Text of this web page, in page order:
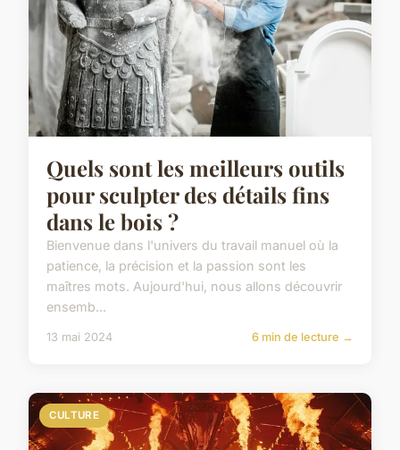
Quels sont les meilleurs outils
pour sculpter des détails fins
dans le bois ?
Bienvenue dans l'univers du travail manuel où la
patience, la précision et la passion sont les
maîtres mots. Aujourd'hui, nous allons découvrir
ensemb...
13 mai 2024 6 min de lecture →
CULTURE